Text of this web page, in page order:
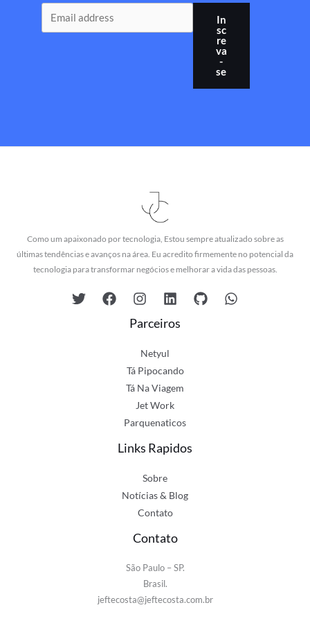
In
sc
re
va
-
se
Como um apaixonado por tecnologia, Estou sempre atualizado sobre as
últimas tendências e avanços na área. Eu acredito firmemente no potencial da
tecnologia para transformar negócios e melhorar a vida das pessoas.
Parceiros
Netyul
Tá Pipocando
Tá Na Viagem
Jet Work
Parquenaticos
Links Rapidos
Sobre
Notícias & Blog
Contato
Contato
São Paulo – SP.
Brasil.
jeftecosta@jeftecosta.com.br